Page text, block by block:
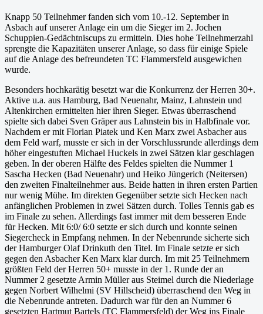
Knapp 50 Teilnehmer fanden sich vom 10.-12. September in
Asbach auf unserer Anlage ein um die Sieger im 2. Jochen
Schuppien-Gedächtniscups zu ermitteln. Dies hohe Teilnehmerzahl
sprengte die Kapazitäten unserer Anlage, so dass für einige Spiele
auf die Anlage des befreundeten TC Flammersfeld ausgewichen
wurde.
Besonders hochkarätig besetzt war die Konkurrenz der Herren 30+.
Aktive u.a. aus Hamburg, Bad Neuenahr, Mainz, Lahnstein und
Altenkirchen ermittelten hier ihren Sieger. Etwas überraschend
spielte sich dabei Sven Gräper aus Lahnstein bis in Halbfinale vor.
Nachdem er mit Florian Piatek und Ken Marx zwei Asbacher aus
dem Feld warf, musste er sich in der Vorschlussrunde allerdings dem
höher eingestuften Michael Huckels in zwei Sätzen klar geschlagen
geben. In der oberen Hälfte des Feldes spielten die Nummer 1
Sascha Hecken (Bad Neuenahr) und Heiko Jüngerich (Neitersen)
den zweiten Finalteilnehmer aus. Beide hatten in ihren ersten Partien
nur wenig Mühe. Im direkten Gegenüber setzte sich Hecken nach
anfänglichen Problemen in zwei Sätzen durch. Tolles Tennis gab es
im Finale zu sehen. Allerdings fast immer mit dem besseren Ende
für Hecken. Mit 6:0/ 6:0 setzte er sich durch und konnte seinen
Siegercheck in Empfang nehmen. In der Nebenrunde sicherte sich
der Hamburger Olaf Drinkuth den Titel. Im Finale setzte er sich
gegen den Asbacher Ken Marx klar durch. Im mit 25 Teilnehmern
größten Feld der Herren 50+ musste in der 1. Runde der an
Nummer 2 gesetzte Armin Müller aus Steimel durch die Niederlage
gegen Norbert Wilhelmi (SV Hillscheid) überraschend den Weg in
die Nebenrunde antreten. Dadurch war für den an Nummer 6
gesetzten Hartmut Bartels (TC Flammersfeld) der Weg ins Finale